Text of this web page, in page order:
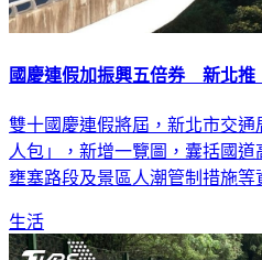
國慶連假加振興五倍券 新北推
雙十國慶連假將屆，新北市交
人包」，新增一覽圖，囊括國
壅塞路段及景區人潮管制措施等
生活